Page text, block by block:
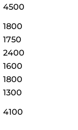
4500
1800
1750
2400
1600
1800
1300
4100